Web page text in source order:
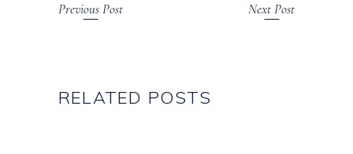
Previous Post Next Post
RELATED POSTS